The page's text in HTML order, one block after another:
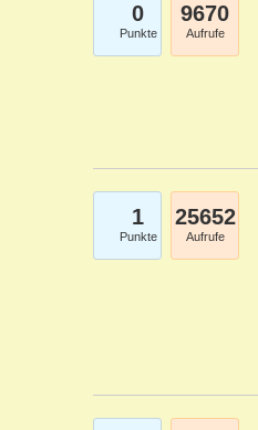
0
Punkte
9670
Aufrufe
1
Punkte
25652
Aufrufe